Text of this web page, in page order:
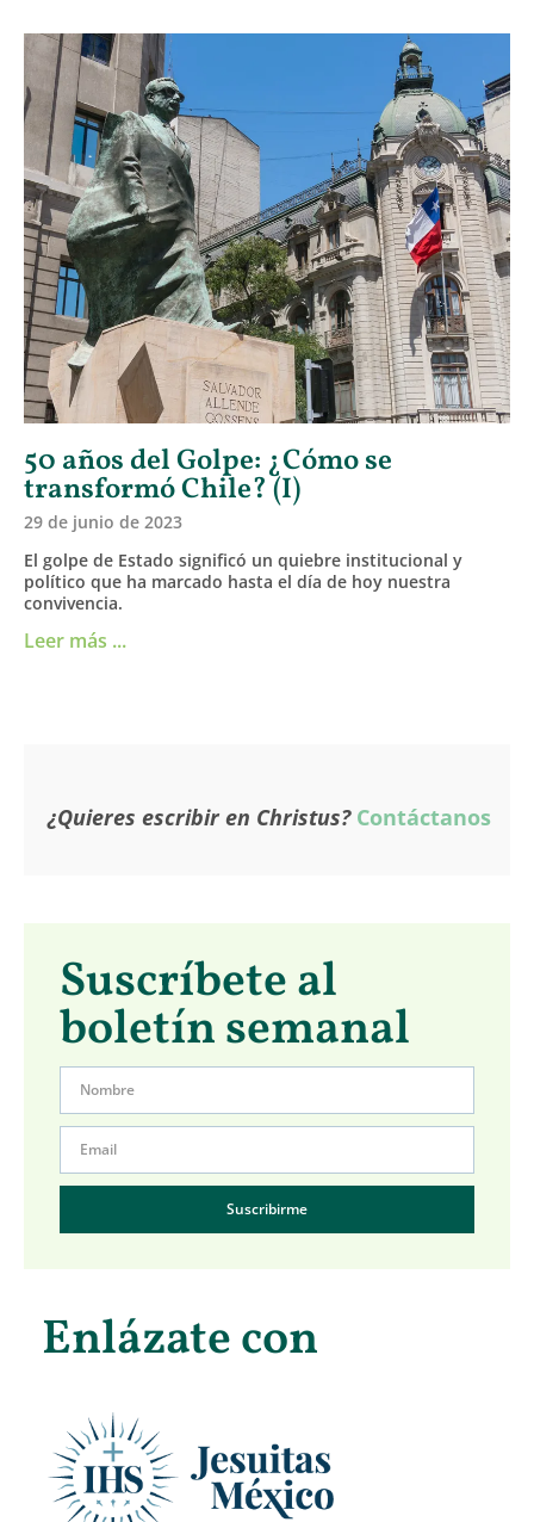
50 años del Golpe: ¿Cómo se
transformó Chile? (I)
29 de junio de 2023
El golpe de Estado significó un quiebre institucional y
político que ha marcado hasta el día de hoy nuestra
convivencia.
Leer más ...
¿Quieres escribir en Christus? Contáctanos
Suscríbete al
boletín semanal
Suscribirme
Enlázate con